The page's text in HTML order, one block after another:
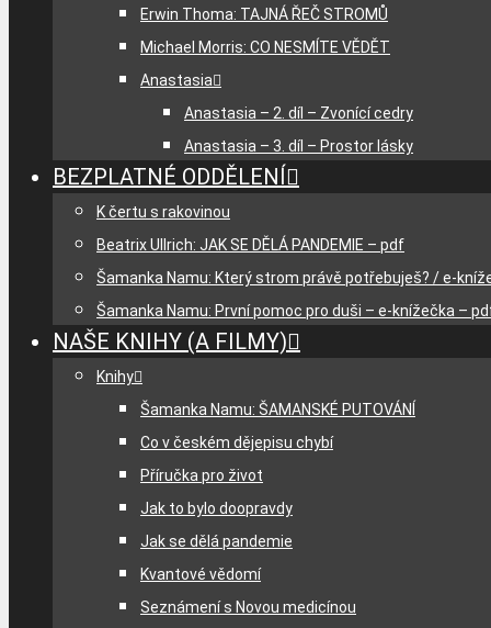
Erwin Thoma: TAJNÁ ŘEČ STROMŮ
Michael Morris: CO NESMÍTE VĚDĚT
Anastasia
Anastasia – 2. díl – Zvonící cedry
Anastasia – 3. díl – Prostor lásky
BEZPLATNÉ ODDĚLENÍ
K čertu s rakovinou
Beatrix Ullrich: JAK SE DĚLÁ PANDEMIE – pdf
Šamanka Namu: Který strom právě potřebuješ? / e-
Šamanka Namu: První pomoc pro duši – e-knížečka –
NAŠE KNIHY (A FILMY)
Knihy
Šamanka Namu: ŠAMANSKÉ PUTOVÁNÍ
Co v českém dějepisu chybí
Příručka pro život
Jak to bylo doopravdy
Jak se dělá pandemie
Kvantové vědomí
Seznámení s Novou medicínou